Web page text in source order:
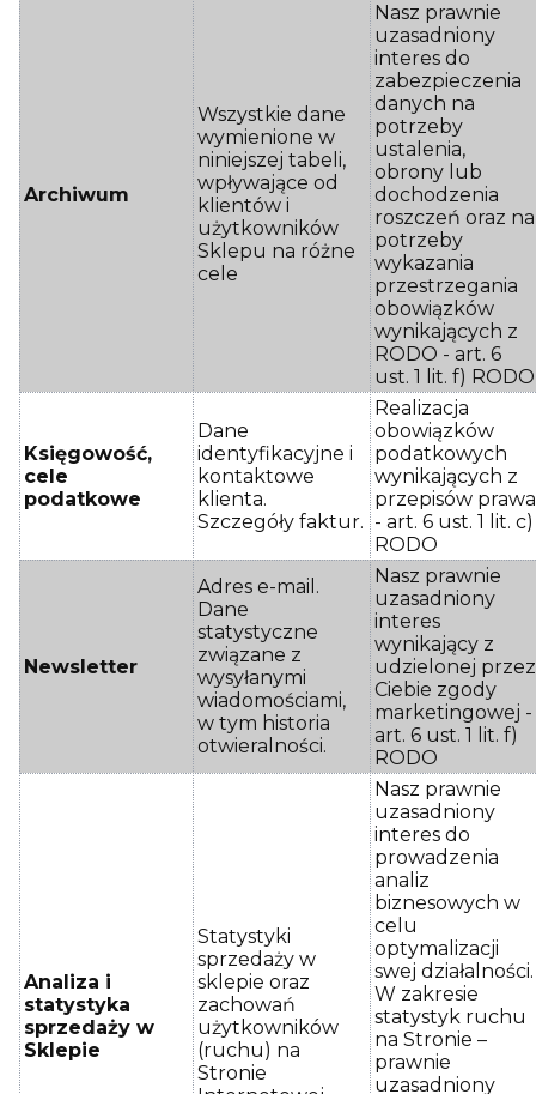
Archiwum
Wszystkie dane
wymienione w
niniejszej tabeli,
wpływające od
klientów i
użytkowników
Sklepu na różne
cele
Nasz prawnie
uzasadniony
interes do
zabezpieczenia
danych na
potrzeby
ustalenia,
obrony lub
dochodzenia
roszczeń oraz na
potrzeby
wykazania
przestrzegania
obowiązków
wynikających z
RODO - art. 6
ust. 1 lit. f) RODO
Księgowość,
cele
podatkowe
Dane
identyfikacyjne i
kontaktowe
klienta.
Szczegóły faktur.
Realizacja
obowiązków
podatkowych
wynikających z
przepisów prawa
- art. 6 ust. 1 lit. c)
RODO
Newsletter
Adres e-mail.
Dane
statystyczne
związane z
wysyłanymi
wiadomościami,
w tym historia
otwieralności.
Nasz prawnie
uzasadniony
interes
wynikający z
udzielonej przez
Ciebie zgody
marketingowej -
art. 6 ust. 1 lit. f)
RODO
Analiza i
statystyka
sprzedaży w
Sklepie
Statystyki
sprzedaży w
sklepie oraz
zachowań
użytkowników
(ruchu) na
Stronie
Nasz prawnie
uzasadniony
interes do
prowadzenia
analiz
biznesowych w
celu
optymalizacji
swej działalności.
W zakresie
statystyk ruchu
na Stronie –
prawnie
uzasadniony